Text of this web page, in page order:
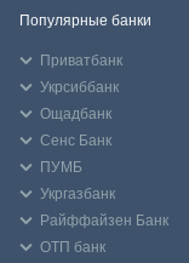
Популярные банки
Приватбанк
Укрсиббанк
Ощадбанк
Сенс Банк
ПУМБ
Укргазбанк
Райффайзен Банк
ОТП банк